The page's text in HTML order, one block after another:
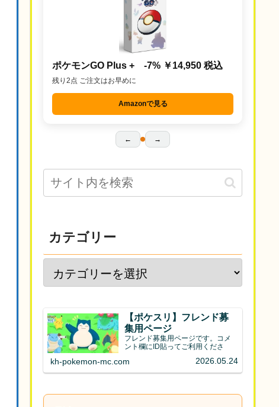
ポケモンGO Plus + -7% ￥14,950 税込
残り2点 ご注文はお早めに
Amazonで見る
← →
カテゴリー
【ポケスリ】フレンド募
集用ページ
フレンド募集用ページです。コメ
ント欄にID貼ってご利用くださ
kh-pokemon-mc.com 2026.05.24